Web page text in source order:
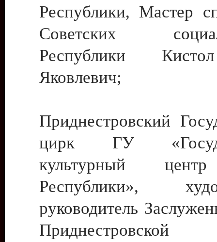
Республики, Мастер
Советских
Республики
Яковлевич;
Приднестровский
цирк ГУ
культурный
Республики»,
руководитель
Приднестровской